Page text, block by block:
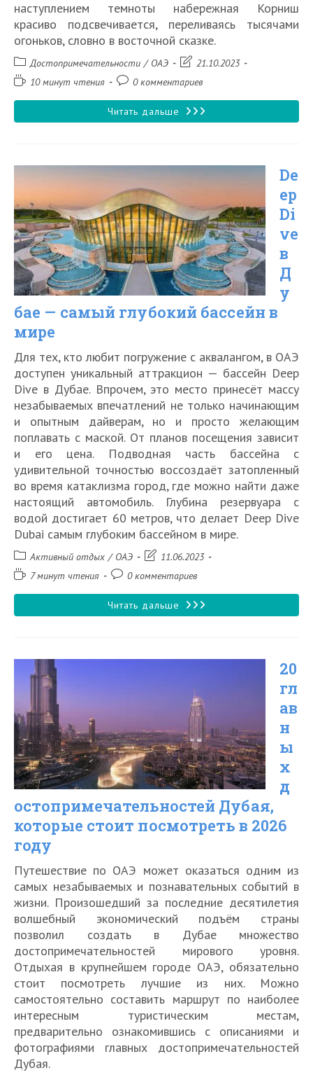
наступлением темноты набережная Корниш
красиво подсвечивается, переливаясь тысячами
огоньков, словно в восточной сказке.
Рубрика
записи:
Достопримечательности / ОАЭ
Запись21.10.2023
Время10 минут чтения
Комментарии
записи:
0 комментариев
Читать дальше Набережная
Абу-
De
ep
Di
ve
в
Д
у
бае — самый глубокий бассейн в
мире
Для тех, кто любит погружение с аквалангом, в ОАЭ
доступен уникальный аттракцион — бассейн Deep
Dive в Дубае. Впрочем, это место принесёт массу
незабываемых впечатлений не только начинающим
и опытным дайверам, но и просто желающим
поплавать с маской. От планов посещения зависит
и его цена. Подводная часть бассейна с
удивительной точностью воссоздаёт затопленный
во время катаклизма город, где можно найти даже
настоящий автомобиль. Глубина резервуара с
водой достигает 60 метров, что делает Deep Dive
Dubai самым глубоким бассейном в мире.
Рубрика
записи:
Активный отдых / ОАЭ
Запись11.06.2023
Время7 минут чтения
Комментарии
записи:
0 комментариев
Читать дальше Deep
самый
глубокий
бассейн
в
мире
20
гл
ав
н
ы
х
д
остопримечательностей Дубая,
которые стоит посмотреть в 2026
году
Путешествие по ОАЭ может оказаться одним из
самых незабываемых и познавательных событий в
жизни. Произошедший за последние десятилетия
волшебный экономический подъём страны
позволил создать в Дубае множество
достопримечательностей мирового уровня.
Отдыхая в крупнейшем городе ОАЭ, обязательно
стоит посмотреть лучшие из них. Можно
самостоятельно составить маршрут по наиболее
интересным туристическим местам,
предварительно ознакомившись с описаниями и
фотографиями главных достопримечательностей
Дубая.